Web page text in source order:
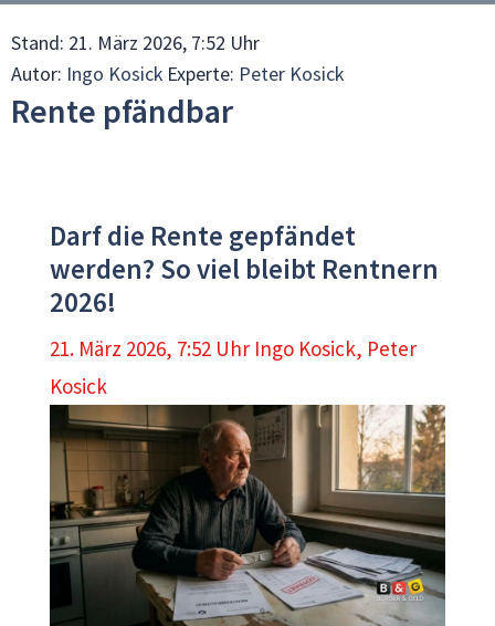
Stand: 21. März 2026, 7:52 Uhr
Autor: Ingo Kosick Experte: Peter Kosick
Rente pfändbar
Darf die Rente gepfändet
werden? So viel bleibt Rentnern
2026!
21. März 2026, 7:52 Uhr Ingo Kosick, Peter
Kosick